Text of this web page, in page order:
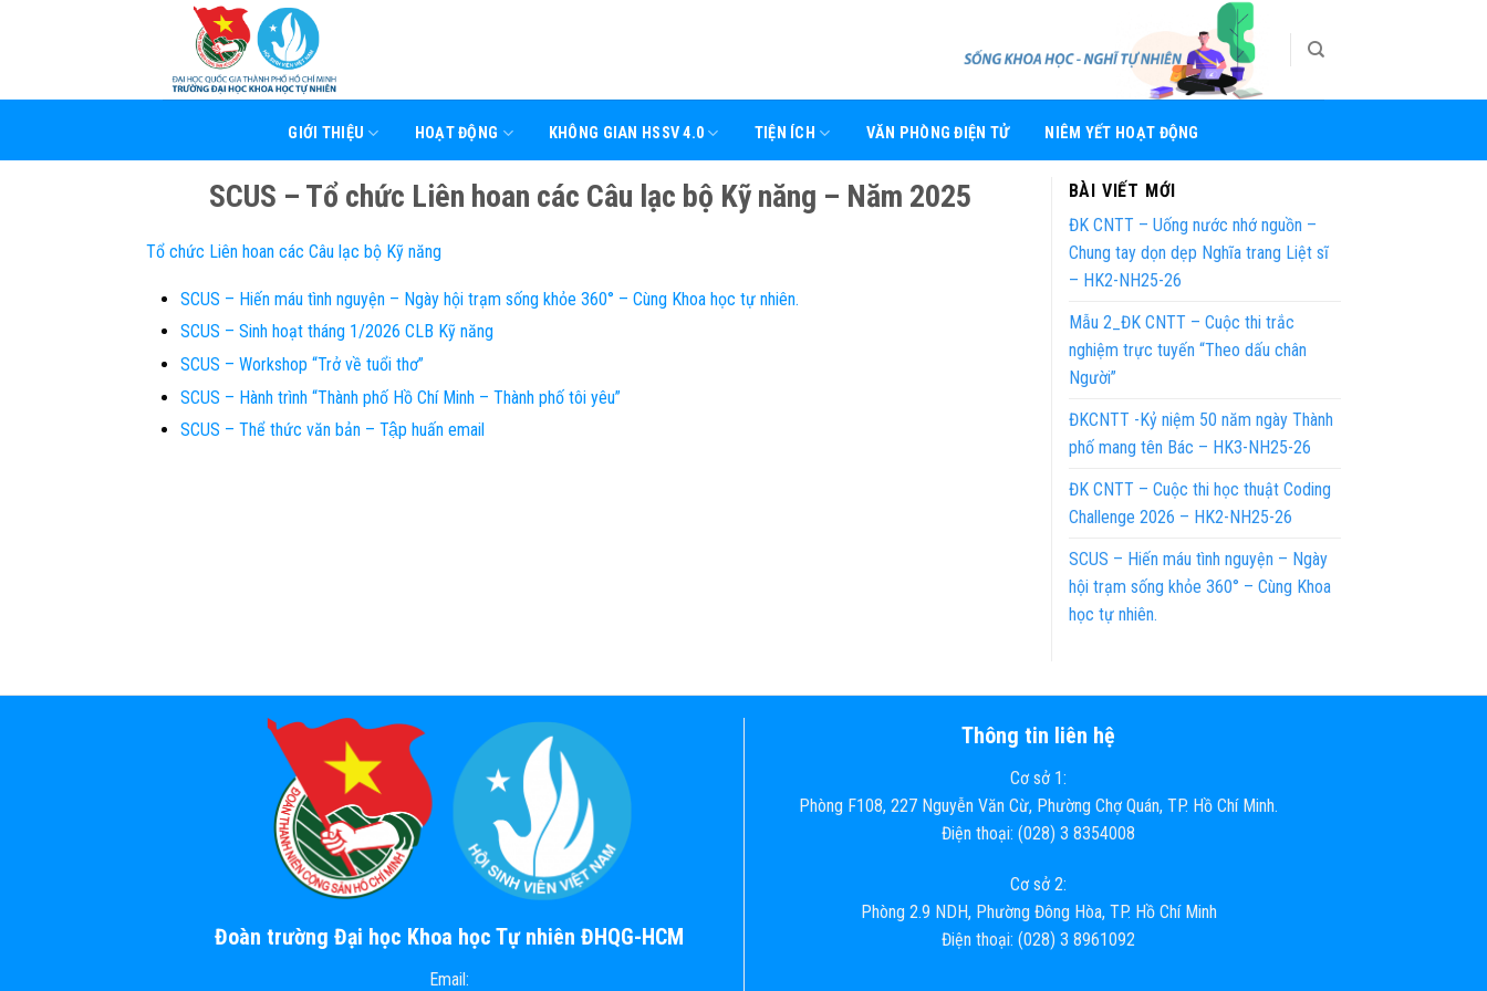
GIỚI THIỆU HOẠT ĐỘNG KHÔNG GIAN HSSV 4.0 TIỆN ÍCH VĂN PHÒNG ĐIỆN TỬ NIÊM YẾT HOẠT ĐỘNG
SCUS – Tổ chức Liên hoan các Câu lạc bộ Kỹ năng – Năm 2025
Tổ chức Liên hoan các Câu lạc bộ Kỹ năng
SCUS – Hiến máu tình nguyện – Ngày hội trạm sống khỏe 360° – Cùng Khoa học tự nhiên.
SCUS – Sinh hoạt tháng 1/2026 CLB Kỹ năng
SCUS – Workshop “Trở về tuổi thơ”
SCUS – Hành trình “Thành phố Hồ Chí Minh – Thành phố tôi yêu”
SCUS – Thể thức văn bản – Tập huấn email
BÀI VIẾT MỚI
ĐK CNTT – Uống nước nhớ nguồn –
Chung tay dọn dẹp Nghĩa trang Liệt sĩ
– HK2-NH25-26
Mẫu 2_ĐK CNTT – Cuộc thi trắc
nghiệm trực tuyến “Theo dấu chân
Người”
ĐKCNTT -Kỷ niệm 50 năm ngày Thành
phố mang tên Bác – HK3-NH25-26
ĐK CNTT – Cuộc thi học thuật Coding
Challenge 2026 – HK2-NH25-26
SCUS – Hiến máu tình nguyện – Ngày
hội trạm sống khỏe 360° – Cùng Khoa
học tự nhiên.
Đoàn trường Đại học Khoa học Tự nhiên ĐHQG-HCM
Email:
Thông tin liên hệ
Cơ sở 1:
Phòng F108, 227 Nguyễn Văn Cừ, Phường Chợ Quán, TP. Hồ Chí Minh.
Điện thoại: (028) 3 8354008
Cơ sở 2:
Phòng 2.9 NDH, Phường Đông Hòa, TP. Hồ Chí Minh
Điện thoại: (028) 3 8961092